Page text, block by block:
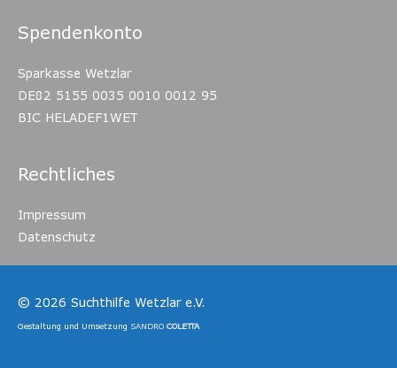
Spendenkonto
Sparkasse Wetzlar
DE82 5155 0035 0010 0012 95
BIC HELADEF1WET
Rechtliches
Impressum
Datenschutz
© 2026 Suchthilfe Wetzlar e.V.
Gestaltung und Umsetzung SANDRO COLETTA